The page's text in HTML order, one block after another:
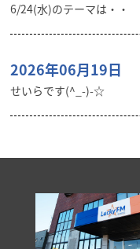
6/24(水)のテーマは・・
2026年06月19日
せいらです(^_-)-☆